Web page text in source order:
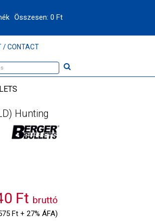
Összesen: 0 Ft
/ CONTACT
Hunting
Ft bruttó
Ft + 27% ÁFA)